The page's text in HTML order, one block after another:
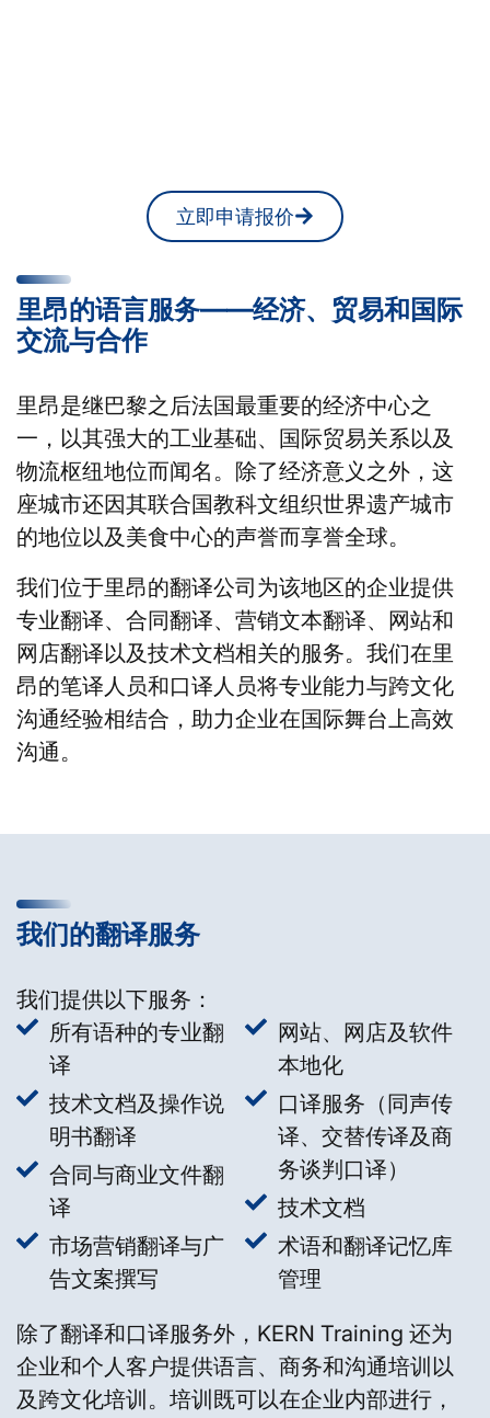
立即申请报价
里昂的语言服务——经济、贸易和国际
交流与合作
里昂是继巴黎之后法国最重要的经济中心之
一，以其强大的工业基础、国际贸易关系以及
物流枢纽地位而闻名。除了经济意义之外，这
座城市还因其联合国教科文组织世界遗产城市
的地位以及美食中心的声誉而享誉全球。
我们位于里昂的翻译公司为该地区的企业提供
专业翻译、合同翻译、营销文本翻译、网站和
网店翻译以及技术文档相关的服务。我们在里
昂的笔译人员和口译人员将专业能力与跨文化
沟通经验相结合，助力企业在国际舞台上高效
沟通。
我们的翻译服务
我们提供以下服务：
所有语种的专业翻
译
技术文档及操作说
明书翻译
合同与商业文件翻
译
市场营销翻译与广
告文案撰写
网站、网店及软件
本地化
口译服务（同声传
译、交替传译及商
务谈判口译）
技术文档
术语和翻译记忆库
管理
除了翻译和口译服务外，KERN Training 还为
企业和个人客户提供语言、商务和沟通培训以
及跨文化培训。培训既可以在企业内部进行，